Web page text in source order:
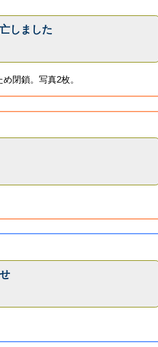
しました
閉鎖。写真2枚。